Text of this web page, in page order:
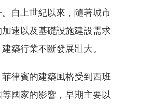
自上世紀以來，隨著城市
速以及基礎設施建設需求
築行業不斷發展壯大。
菲律賓的建築風格受到西班
等國家的影響，早期主要以